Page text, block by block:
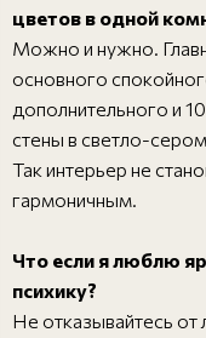
цветов в одной
Можно и нужно.
основного
дополнительного и
стены в светло-
Так интерьер не
гармоничным.
Что если я люблю
психику?
Не отказывайтесь